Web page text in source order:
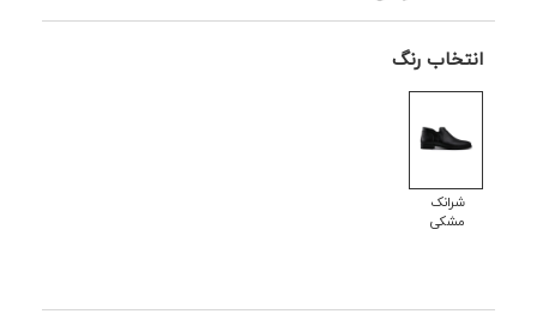
انتخاب رنگ
شرانک
مشکی